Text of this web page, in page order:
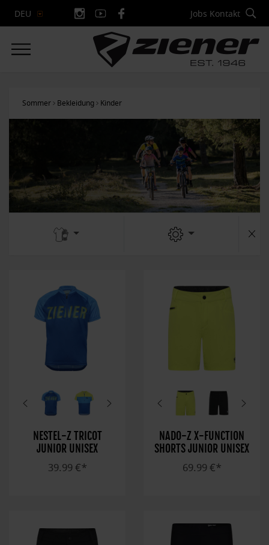
DEU Jobs Kontakt
Sommer Bekleidung Kinder
NESTEL-Z TRICOT
JUNIOR UNISEX
39.99 €*
NADO-Z X-FUNCTION
SHORTS JUNIOR UNISEX
69.99 €*